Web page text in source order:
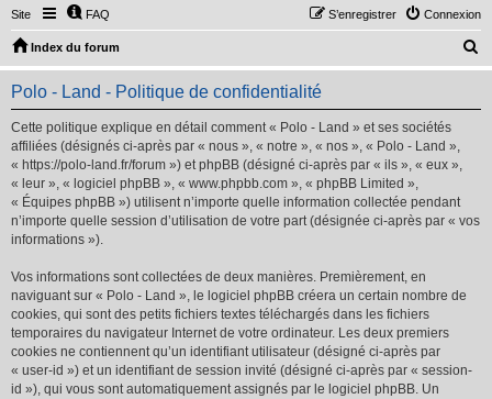
Site FAQ Connexion
S’enregistrer
Index du forum
e
Polo - Land - Politique de confidentialité
Cette politique explique en détail comment « Polo - Land » et ses sociétés
affiliées (désignés ci-après par « nous », « notre », « nos », « Polo - Land »,
« https://polo-land.fr/forum ») et phpBB (désigné ci-après par « ils », « eux »,
« leur », « logiciel phpBB », « www.phpbb.com », « phpBB Limited »,
« Équipes phpBB ») utilisent n’importe quelle information collectée pendant
n’importe quelle session d’utilisation de votre part (désignée ci-après par « vos
informations »).
Vos informations sont collectées de deux manières. Premièrement, en
naviguant sur « Polo - Land », le logiciel phpBB créera un certain nombre de
cookies, qui sont des petits fichiers textes téléchargés dans les fichiers
temporaires du navigateur Internet de votre ordinateur. Les deux premiers
cookies ne contiennent qu’un identifiant utilisateur (désigné ci-après par
« user-id ») et un identifiant de session invité (désigné ci-après par « session-
id »), qui vous sont automatiquement assignés par le logiciel phpBB. Un